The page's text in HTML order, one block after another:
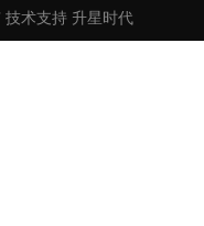
技术支持 升星时代